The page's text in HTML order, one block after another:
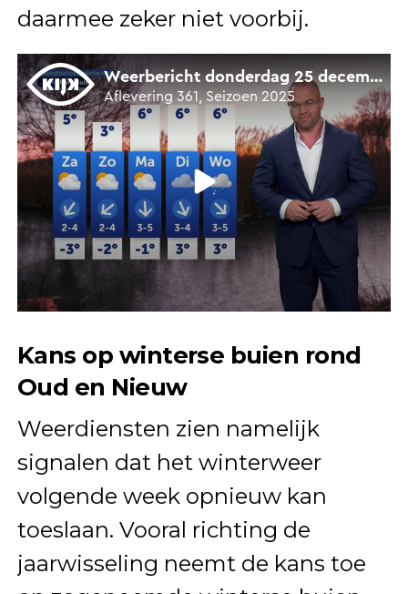
daarmee zeker niet voorbij.
Kans op winterse buien rond
Oud en Nieuw
Weerdiensten zien namelijk
signalen dat het winterweer
volgende week opnieuw kan
toeslaan. Vooral richting de
jaarwisseling neemt de kans toe